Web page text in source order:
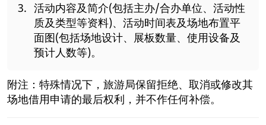
活动内容及简介(包括主办/合办单位、活动性
质及类型等资料)、活动时间表及场地布置平
面图(包括场地设计、展板数量、使用设备及
预计人数等)。
附注：特殊情况下，旅游局保留拒绝、取消或修改其
场地借用申请的最后权利，并不作任何补偿。